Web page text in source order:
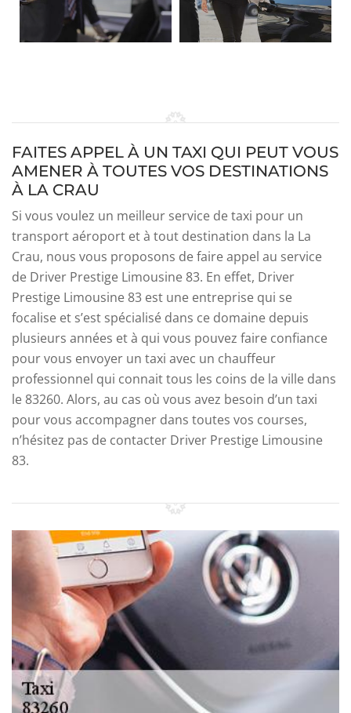
FAITES APPEL À UN TAXI QUI PEUT VOUS
AMENER À TOUTES VOS DESTINATIONS
À LA CRAU
Si vous voulez un meilleur service de taxi pour un
transport aéroport et à tout destination dans la La
Crau, nous vous proposons de faire appel au service
de Driver Prestige Limousine 83. En effet, Driver
Prestige Limousine 83 est une entreprise qui se
focalise et s’est spécialisé dans ce domaine depuis
plusieurs années et à qui vous pouvez faire confiance
pour vous envoyer un taxi avec un chauffeur
professionnel qui connait tous les coins de la ville dans
le 83260. Alors, au cas où vous avez besoin d’un taxi
pour vous accompagner dans toutes vos courses,
n’hésitez pas de contacter Driver Prestige Limousine
83.